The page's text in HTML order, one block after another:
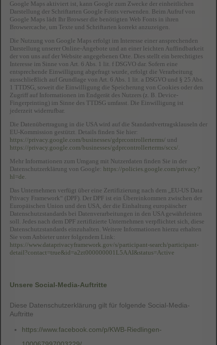
Google Maps aktiviert ist, kann Google zum Zwecke der einheitlichen
Darstellung der Schriftarten Google Fonts verwenden. Beim Aufruf von
Google Maps lädt Ihr Browser die benötigten Web Fonts in ihren
Browsercache, um Texte und Schriftarten korrekt anzuzeigen.
Die Nutzung von Google Maps erfolgt im Interesse einer ansprechenden
Darstellung unserer Online-Angebote und an einer leichten Auffindbarkeit
der von uns auf der Website angegebenen Orte. Dies stellt ein berechtigtes
Interesse im Sinne von Art. 6 Abs. 1 lit. f DSGVO dar. Sofern eine
entsprechende Einwilligung abgefragt wurde, erfolgt die Verarbeitung
ausschließlich auf Grundlage von Art. 6 Abs. 1 lit. a DSGVO und § 25 Abs.
1 TTDSG, soweit die Einwilligung die Speicherung von Cookies oder den
Zugriff auf Informationen im Endgerät des Nutzers (z. B. Device-
Fingerprinting) im Sinne des TTDSG umfasst. Die Einwilligung ist
jederzeit widerrufbar.
Die Datenübertragung in die USA wird auf die Standardvertragsklauseln der
EU-Kommission gestützt. Details finden Sie hier:
https://privacy.google.com/businesses/gdprcontrollerterms/ und
https://privacy.google.com/businesses/gdprcontrollerterms/sccs/.
Mehr Informationen zum Umgang mit Nutzerdaten finden Sie in der
Datenschutzerklärung von Google: https://policies.google.com/privacy?
hl=de.
Das Unternehmen verfügt über eine Zertifizierung nach dem „EU-US Data
Privacy Framework“ (DPF). Der DPF ist ein Übereinkommen zwischen der
Europäischen Union und den USA, der die Einhaltung europäischer
Datenschutzstandards bei Datenverarbeitungen in den USA gewährleisten
soll. Jedes nach dem DPF zertifizierte Unternehmen verpflichtet sich, diese
Datenschutzstandards einzuhalten. Weitere Informationen hierzu erhalten
Sie vom Anbieter unter folgendem Link:
https://www.dataprivacyframework.gov/s/participant-search/participant-
detail?contact=true&id=a2zt000000001L5AAI&status=Active
Unsere Social-Media-Auftritte
Diese Datenschutzerklärung gilt für folgende Social-Media-
Auftritte
https://www.facebook.com/p/KWB-Riedlingen-